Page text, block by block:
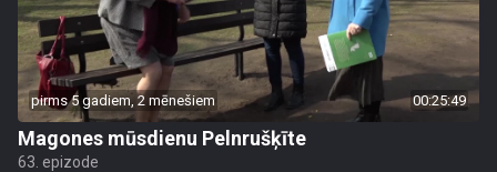
pirms 5 gadiem, 2 mēnešiem 00:25:49
Magones mūsdienu Pelnrušķīte
63. epizode